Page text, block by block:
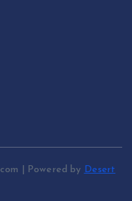
| Powered by Desert